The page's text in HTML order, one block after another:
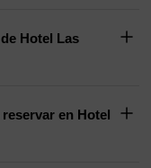
en Hotel